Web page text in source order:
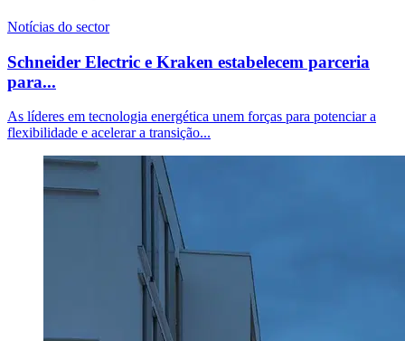
Notícias do sector
Schneider Electric e Kraken estabelecem parceria
para...
As líderes em tecnologia energética unem forças para potenciar a
flexibilidade e acelerar a transição...